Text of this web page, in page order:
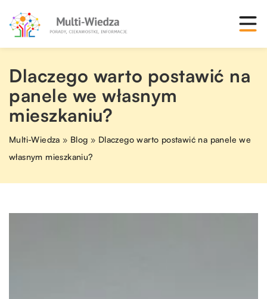
Dlaczego warto postawić na
panele we własnym
mieszkaniu?
Multi-Wiedza » Blog » Dlaczego warto postawić na panele we
własnym mieszkaniu?